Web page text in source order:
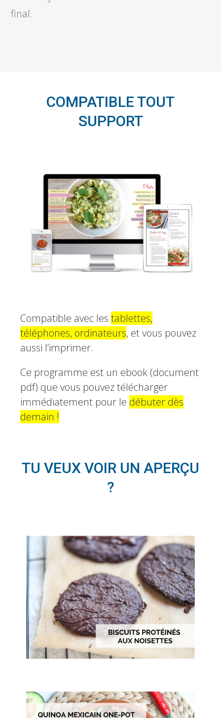
final.
COMPATIBLE TOUT
SUPPORT
Compatible avec les tablettes,
téléphones, ordinateurs, et vous pouvez
aussi l’imprimer.
Ce programme est un ebook (document
pdf) que vous pouvez télécharger
immédiatement pour le débuter dès
demain !
TU VEUX VOIR UN APERÇU
?